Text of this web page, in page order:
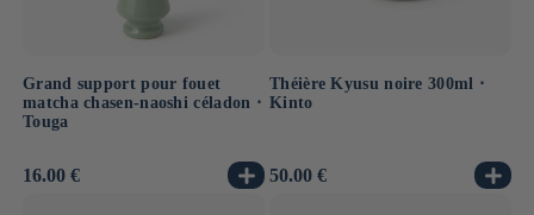
Grand support pour fouet
matcha chasen-naoshi céladon ⋅
Touga
Prix
16.00 €
Théière Kyusu noire 300ml ⋅
Kinto
Prix
50.00 €